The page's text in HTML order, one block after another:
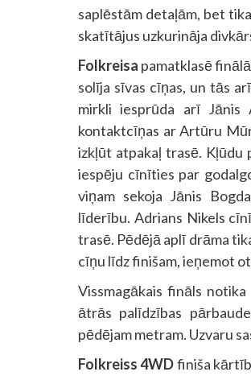
saplēstām detaļām, bet
skatītājus uzkurināja
Folkreisa pamatklasē
solīja sīvas cīņas, un tās
mirkli iesprūda arī Jānis
kontaktcīņas ar Artūru
izkļūt atpakaļ trasē. Kļūdu
iespēju cīnīties par
viņam sekoja Jānis
līderību. Adrians Nikels
trasē. Pēdējā aplī drāma
cīņu līdz finišam, ieņemot
Vissmagākais fināls notika
ātrās palīdzības
pēdējam metram. Uzvaru
Folkreiss 4WDfiniša